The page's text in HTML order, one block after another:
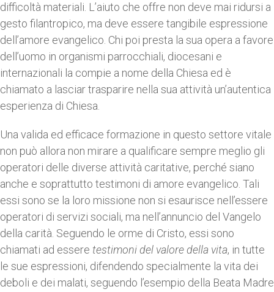
difficoltà materiali. L’aiuto che offre non deve mai ridursi a
gesto filantropico, ma deve essere tangibile espressione
dell’amore evangelico. Chi poi presta la sua opera a favore
dell’uomo in organismi parrocchiali, diocesani e
internazionali la compie a nome della Chiesa ed è
chiamato a lasciar trasparire nella sua attività un’autentica
esperienza di Chiesa.
Una valida ed efficace formazione in questo settore vitale
non può allora non mirare a qualificare sempre meglio gli
operatori delle diverse attività caritative, perché siano
anche e soprattutto testimoni di amore evangelico. Tali
essi sono se la loro missione non si esaurisce nell’essere
operatori di servizi sociali, ma nell’annuncio del Vangelo
della carità. Seguendo le orme di Cristo, essi sono
chiamati ad essere testimoni del valore della vita, in tutte
le sue espressioni, difendendo specialmente la vita dei
deboli e dei malati, seguendo l’esempio della Beata Madre